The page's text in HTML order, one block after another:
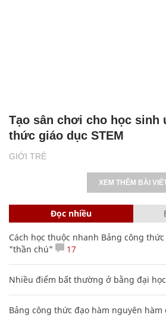
GIỚI TRẺ
Tạo sân chơi cho học sinh
thức giáo dục STEM
XEM THÊM BÀI
Đọc nhiều
Cách học thuộc nhanh Bảng công
"thần chú"
17
Nhiều điểm bất thường ở bằng đại
Bảng công thức đạo hàm nguyên